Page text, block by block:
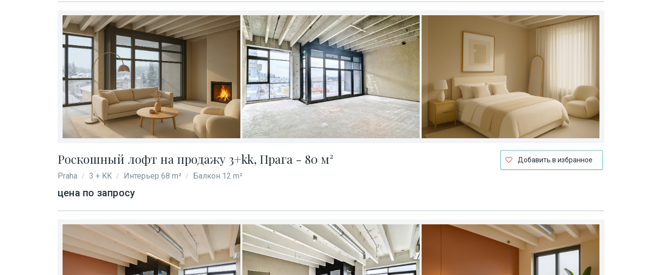
Добавить в избранное
Роскошный лофт на продажу 3+kk, Прага - 80 м²
Praha / 3 + KK / Интерьер 68 m² / Балкон 12 m²
цена по запросу